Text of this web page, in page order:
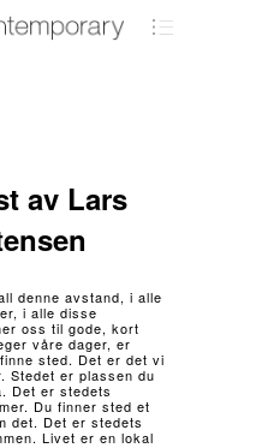
av Lars
denne avstand, i alle
i alle disse
oss til gode, kort
våre dager, er
sted. Det er det vi
Stedet er plassen du
Det er stedets
Du finner sted et
det. Det er stedets
Livet er en lokal